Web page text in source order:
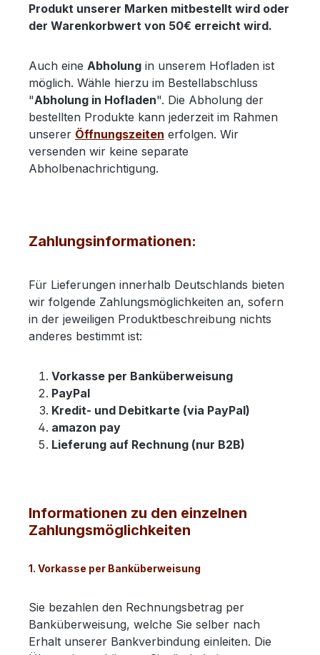
Produkt unserer Marken mitbestellt wird oder
der Warenkorbwert von 50€ erreicht wird.
Auch eine Abholung in unserem Hofladen ist
möglich. Wähle hierzu im Bestellabschluss
"Abholung in Hofladen". Die Abholung der
bestellten Produkte kann jederzeit im Rahmen
unserer Öffnungszeiten erfolgen. Wir
versenden wir keine separate
Abholbenachrichtigung.
Zahlungsinformationen:
Für Lieferungen innerhalb Deutschlands bieten
wir folgende Zahlungsmöglichkeiten an, sofern
in der jeweiligen Produktbeschreibung nichts
anderes bestimmt ist:
Vorkasse per Banküberweisung
PayPal
Kredit- und Debitkarte (via PayPal)
amazon pay
Lieferung auf Rechnung (nur B2B)
Informationen zu den einzelnen
Zahlungsmöglichkeiten
1. Vorkasse per Banküberweisung
Sie bezahlen den Rechnungsbetrag per
Banküberweisung, welche Sie selber nach
Erhalt unserer Bankverbindung einleiten. Die